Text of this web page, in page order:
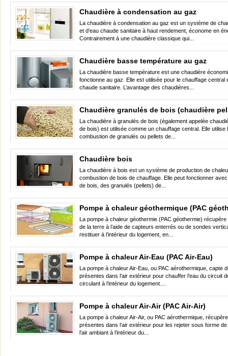
Chaudière à condensation au gaz
La chaudière à condensation au gaz est un système de
et d’eau chaude sanitaire à haut rendement, économe en
Contrairement à une chaudière classique qui...
Chaudière basse température au gaz
La chaudière basse température est une chaudière
fonctionne au gaz. Elle est utilisée pour le chauffage central
chaude sanitaire. L’avantage des chaudières...
Chaudière granulés de bois (chaudière
La chaudière à granulés de bois (également appelée
de bois) est utilisée comme un chauffage central. Elle utilise
combustion de granulés ou pellets de...
Chaudière bois
La chaudière à bois est un système de production de
combustion de bois de chauffage. Elle peut fonctionner
de bois, des granulés (pellets) de...
Pompe à chaleur géothermique (PAC
La pompe à chaleur géothermie (PAC géothermie)
de la terre à l’aide de capteurs enterrés ou de sondes
restituer à l’intérieur du logement, en...
Pompe à chaleur Air-Eau (PAC Air-Eau)
La pompe à chaleur Air-Eau, ou PAC aérothermique, capte
présentes dans l’air extérieur pour chauffer l'eau du circuit
circulant à l’intérieur du logement....
Pompe à chaleur Air-Air (PAC Air-Air)
La pompe à chaleur Air-Air, ou PAC aérothermique,
présentes dans l’air extérieur pour les rejeter sous forme
l’air ambiant à l’intérieur du...